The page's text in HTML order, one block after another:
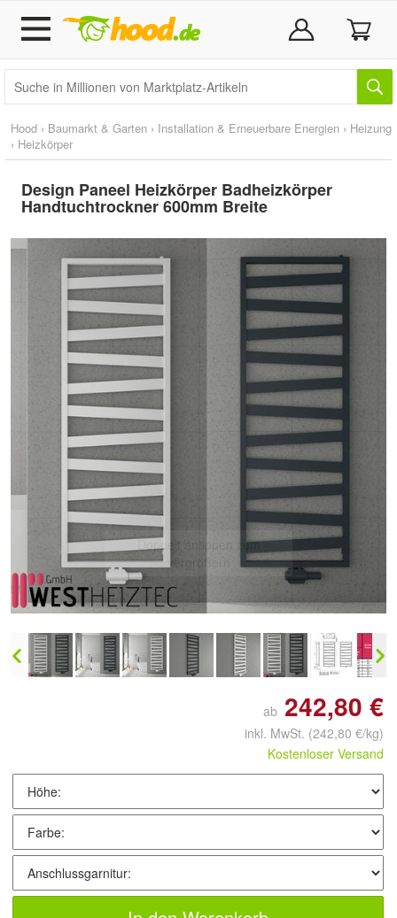
Hood › Baumarkt & Garten › Installation & Erneuerbare Energien › Heizung
› Heizkörper
Design Paneel Heizkörper Badheizkörper
Handtuchtrockner 600mm Breite
Doppelt antippen zum
ab 242,80 €
inkl. MwSt. (242,80 €/kg)
Kostenloser Versand